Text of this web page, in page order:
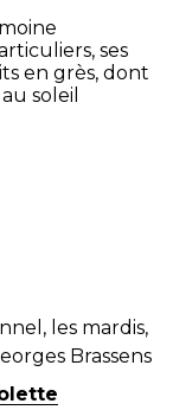
ses
en grès, dont
soleil
les mardis,
Brassens